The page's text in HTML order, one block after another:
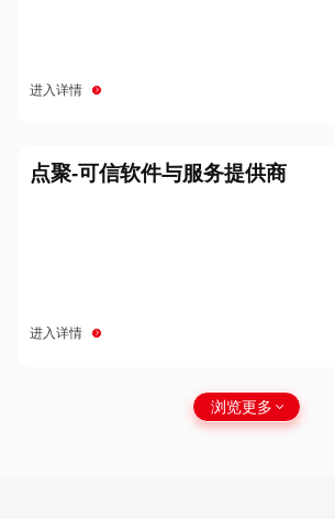
进入详情
点聚-可信软件与服务提供商
进入详情
浏览更多